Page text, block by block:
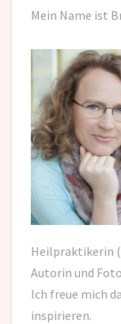
Mein Name ist
Heilpraktikerin
Autorin und
Ich freue mich
inspirieren.